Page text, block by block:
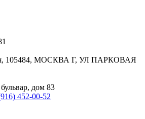
105484, МОСКВА Г, УЛ ПАРКОВАЯ
дом 83
452-00-52